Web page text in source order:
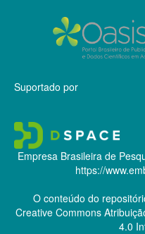
Suportado por
Empresa Brasileira de
https://
O conteúdo do
Creative Commons
4.0